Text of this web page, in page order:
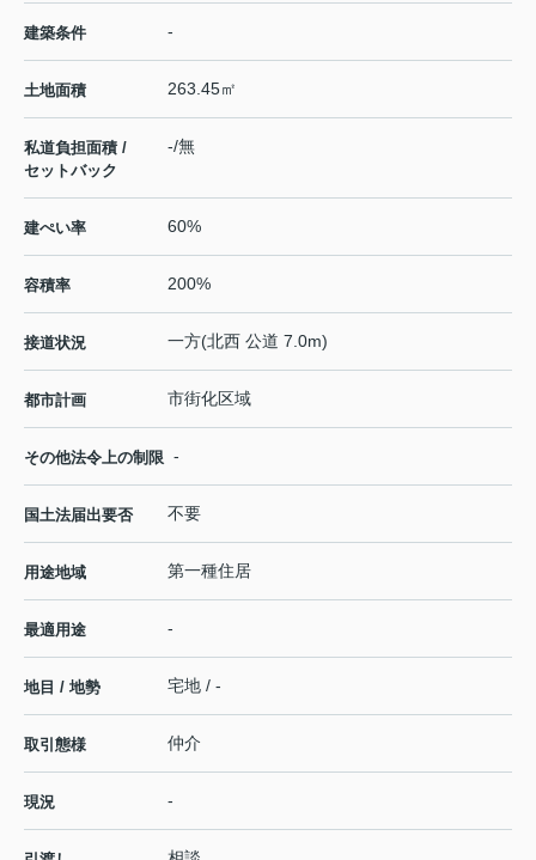
建築条件 -
土地面積 263.45㎡
私道負担面積 /
セットバック
-/無
建ぺい率 60%
容積率 200%
接道状況 一方(北西 公道 7.0m)
都市計画 市街化区域
その他法令上の制限 -
国土法届出要否 不要
用途地域 第一種住居
最適用途 -
地目 / 地勢 宅地 / -
取引態様 仲介
現況 -